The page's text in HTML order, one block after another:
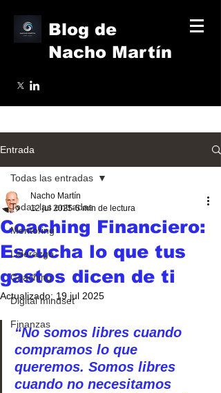
Blog de
Nacho Martín
Entrada
Todas las entradas
Mentoring
Liderazgo
Coaching
Digital mindset
Finanzas
Todas las entradas
Coaching Financiero:
Escucha lo que tus
gastos dicen de ti
Nacho Martín
12 jul 2025 5 min de lectura
Actualizado: 19 jul 2025
“No somos libres cuando
compramos lo que
queremos. Somos libres
cuando no necesitamos